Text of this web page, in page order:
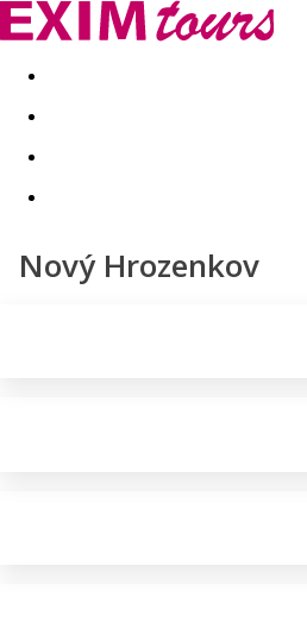
Akční nabídky Last minute
Nový Hrozenkov